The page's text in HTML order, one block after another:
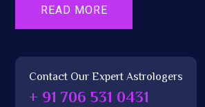
READ MORE
Contact Our Expert Astrologers
+ 91 706 531 0431